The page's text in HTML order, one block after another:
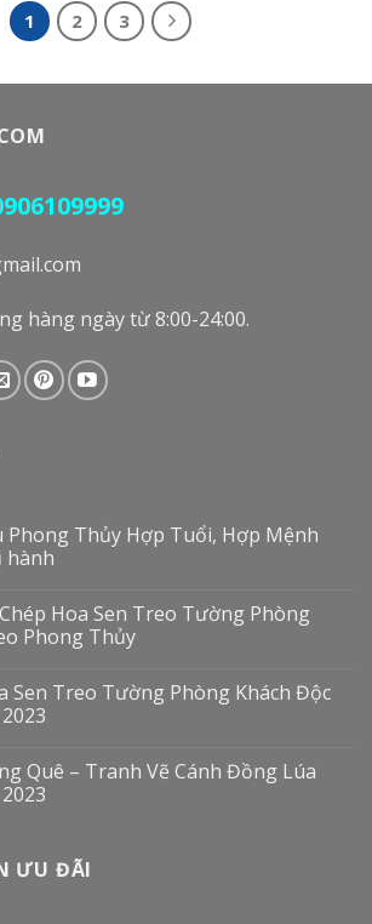
1 2 3
hàng ngày từ 8:00-24:00.
Phong Thủy Hợp Tuổi, Hợp Mệnh
hành
Hoa Sen Treo Tường Phòng
Phong Thủy
Sen Treo Tường Phòng Khách Độc
Quê – Tranh Vẽ Cánh Đồng Lúa
ƯU ĐÃI